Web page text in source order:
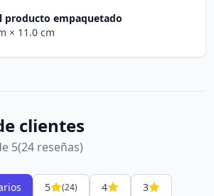
producto empaquetado
× 11.0 cm
clientes
5(24 reseñas)
5 (24) 4
3